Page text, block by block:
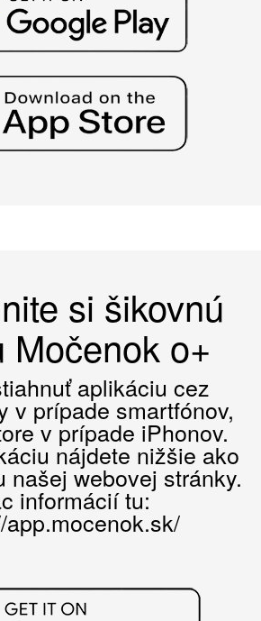
si šikovnú
Močenok o+
aplikáciu cez
v prípade smartfónov,
v prípade iPhonov.
nájdete nižšie ako
našej webovej stránky.
informácií tu:
app.mocenok.sk/